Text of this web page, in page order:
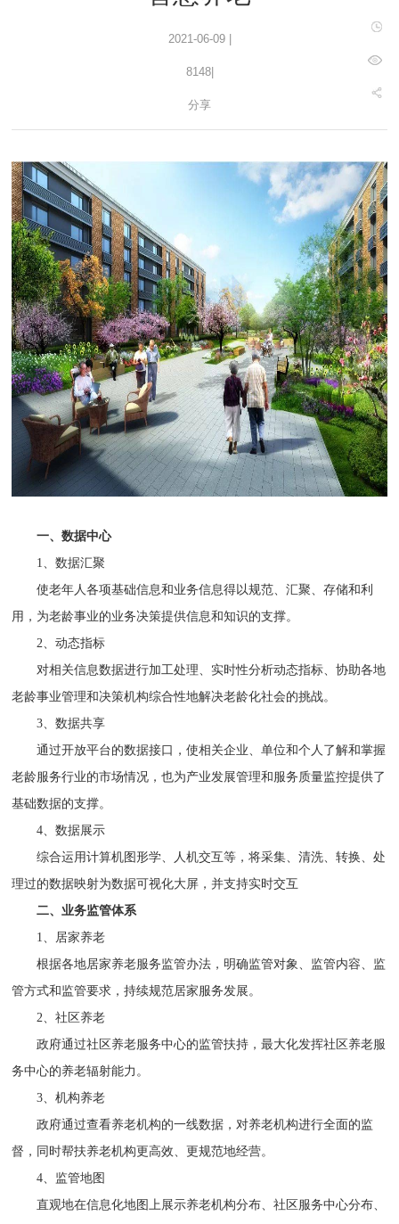
2021-06-09 |
8148|
分享
一、数据中心
1、数据汇聚
使老年人各项基础信息和业务信息得以规范、汇聚、存储和利
用，为老龄事业的业务决策提供信息和知识的支撑。
2、动态指标
对相关信息数据进行加工处理、实时性分析动态指标、协助各地
老龄事业管理和决策机构综合性地解决老龄化社会的挑战。
3、数据共享
通过开放平台的数据接口，使相关企业、单位和个人了解和掌握
老龄服务行业的市场情况，也为产业发展管理和服务质量监控提供了
基础数据的支撑。
4、数据展示
综合运用计算机图形学、人机交互等，将采集、清洗、转换、处
理过的数据映射为数据可视化大屏，并支持实时交互
二、业务监管体系
1、居家养老
根据各地居家养老服务监管办法，明确监管对象、监管内容、监
管方式和监管要求，持续规范居家服务发展。
2、社区养老
政府通过社区养老服务中心的监管扶持，最大化发挥社区养老服
务中心的养老辐射能力。
3、机构养老
政府通过查看养老机构的一线数据，对养老机构进行全面的监
督，同时帮扶养老机构更高效、更规范地经营。
4、监管地图
直观地在信息化地图上展示养老机构分布、社区服务中心分布、